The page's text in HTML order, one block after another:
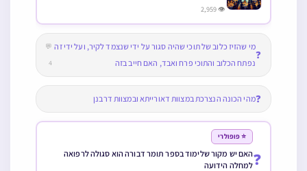
👁 2,959
❓
מי שהזיז כלוב של תוכי שהיה סגור על ידי שנצמד לקיר, ועל ידי זה
נפתח הכלוב והתוכי פרח ואבד, האם חייב בזה
💬
4
❓מהי הכונה הנצרכת במצוות דאורייתא ובמצוות דרבנן
❓
⭐ פופולרי
האם יש מקור שלימוד בספר תומר דבורה הוא סגולה לרפואה
למחלה הידועה